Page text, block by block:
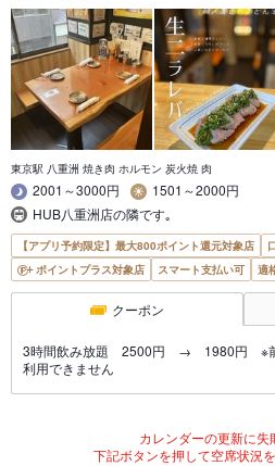
東京駅 八重洲 焼き肉 ホルモン 炭火焼 肉
2001～3000円
1501～2000円
HUB八重洲店の隣です｡
【アプリ予約限定】最大800ポイント還元対象店
ポイントプラス対象店
スマート支払い可 適
クーポン
3時間飲み放題 2500円 → 1980円 ※前
利用できません
カレンダーの更新に失
下記ボタンを押して空席状況